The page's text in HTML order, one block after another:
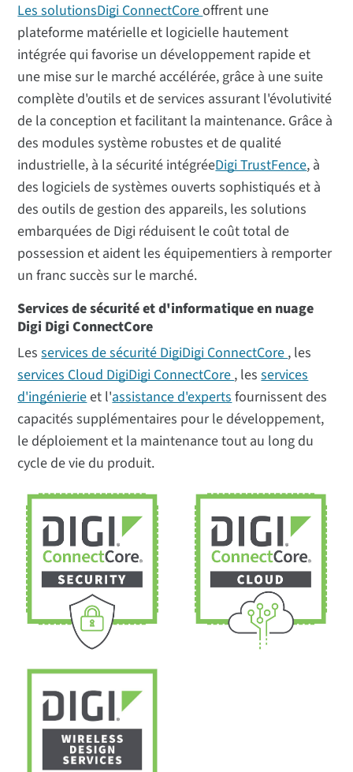
Les solutionsDigi ConnectCoreoffrent une
plateforme matérielle et logicielle hautement
intégrée qui favorise un développement rapide et
une mise sur le marché accélérée, grâce à une suite
complète d'outils et de services assurant l'évolutivité
de la conception et facilitant la maintenance. Grâce à
des modules système robustes et de qualité
industrielle, à la sécurité intégréeDigi TrustFence, à
des logiciels de systèmes ouverts sophistiqués et à
des outils de gestion des appareils, les solutions
embarquées de Digi réduisent le coût total de
possession et aident les équipementiers à remporter
un franc succès sur le marché.
Services de sécurité et d'informatique en nuage
Digi Digi ConnectCore
Lesservices de sécurité DigiDigi ConnectCore, les
services Cloud DigiDigi ConnectCore, lesservices
d'ingénierieet l'assistance d'expertsfournissent des
capacités supplémentaires pour le développement,
le déploiement et la maintenance tout au long du
cycle de vie du produit.